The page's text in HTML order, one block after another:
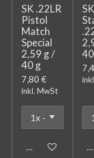
SK .22LR
Pistol
Match
Special
2,59 g /
40 g
7,80 €
inkl. MwSt
In den Warenkorb
SK